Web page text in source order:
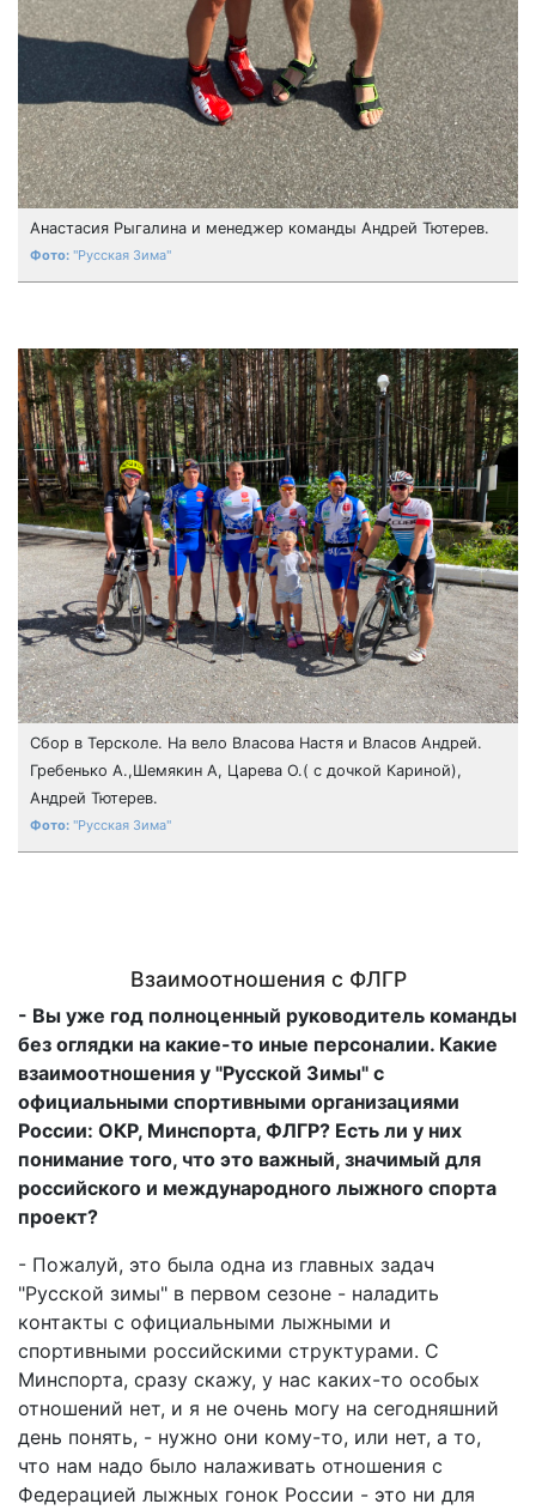
Анастасия Рыгалина и менеджер команды Андрей Тютерев.
"Русская Зима"
Сбор в Терсколе. На вело Власова Настя и Власов Андрей.
Гребенько А.,Шемякин А, Царева О.( с дочкой Кариной),
Андрей Тютерев.
"Русская Зима"
Взаимоотношения с ФЛГР
- Вы уже год полноценный руководитель команды
без оглядки на какие-то иные персоналии. Какие
взаимоотношения у "Русской Зимы" с
официальными спортивными организациями
России: ОКР, Минспорта, ФЛГР? Есть ли у них
понимание того, что это важный, значимый для
российского и международного лыжного спорта
проект?
- Пожалуй, это была одна из главных задач
"Русской зимы" в первом сезоне - наладить
контакты с официальными лыжными и
спортивными российскими структурами. С
Минспорта, сразу скажу, у нас каких-то особых
отношений нет, и я не очень могу на сегодняшний
день понять, - нужно они кому-то, или нет, а то,
что нам надо было налаживать отношения с
Федерацией лыжных гонок России - это ни для